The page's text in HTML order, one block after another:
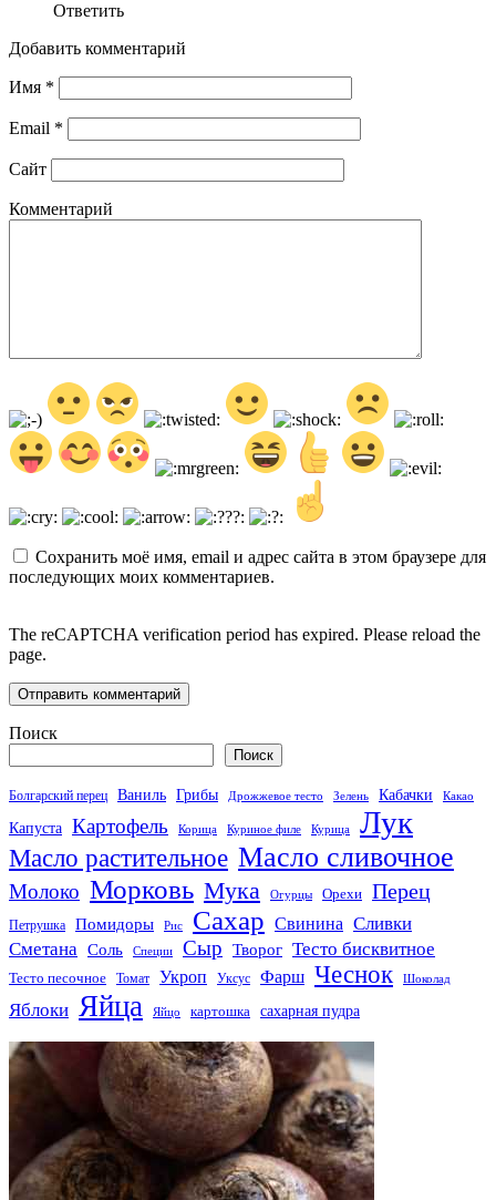
Ответить
Добавить комментарий
Имя *
Email *
Сайт
Комментарий
Сохранить моё имя, email и адрес сайта в этом браузере для
последующих моих комментариев.
The reCAPTCHA verification period has expired. Please reload the
page.
Поиск
Поиск
Болгарский перец Ваниль Грибы Дрожжевое тесто Зелень Кабачки Какао
Капуста Картофель Корица Куриное филе Курица Лук
Масло растительное Масло сливочное
Молоко Морковь Мука Огурцы Орехи Перец
Петрушка Помидоры Рис Сахар Свинина Сливки
Сметана Соль Специи Сыр Творог Тесто бисквитное
Тесто песочное Томат Укроп Уксус Фарш Чеснок Шоколад
Яблоки Яйца Яйцо картошка сахарная пудра